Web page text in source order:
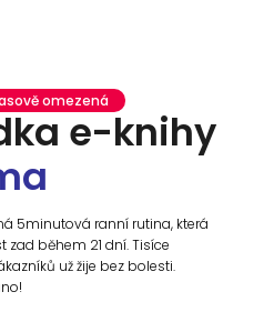
omezená
e-knihy
5minutová ranní rutina, která
zad během 21 dní. Tisíce
už žije bez bolesti.